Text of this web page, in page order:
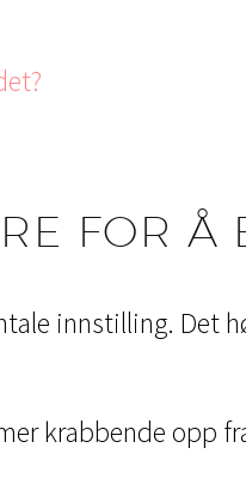
FOR Å
innstilling. Det
krabbende opp